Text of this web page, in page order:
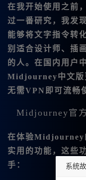
在我开始使用之前
过一番研究，我发
能够将文字指令转
别适合设计师、插
的人。在国内用户
Midjourney中文版
无需VPN即可流畅
Midjourney官
在体验Midjourney
实用的功能，这些
手：
系统